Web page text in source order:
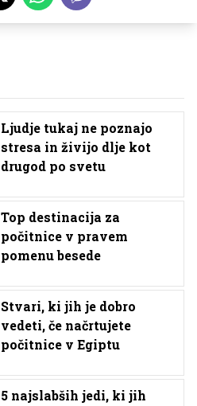
Ljudje tukaj ne poznajo
stresa in živijo dlje kot
drugod po svetu
Top destinacija za
počitnice v pravem
pomenu besede
Stvari, ki jih je dobro
vedeti, če načrtujete
počitnice v Egiptu
5 najslabših jedi, ki jih